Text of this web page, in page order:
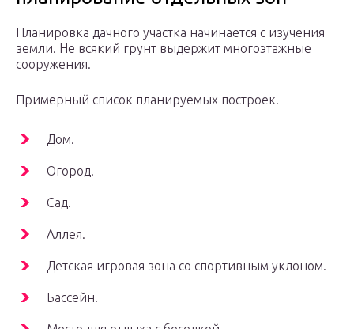
Планировка дачного участка начинается с изучения
земли. Не всякий грунт выдержит многоэтажные
сооружения.
Примерный список планируемых построек.
Дом.
Огород.
Сад.
Аллея.
Детская игровая зона со спортивным уклоном.
Бассейн.